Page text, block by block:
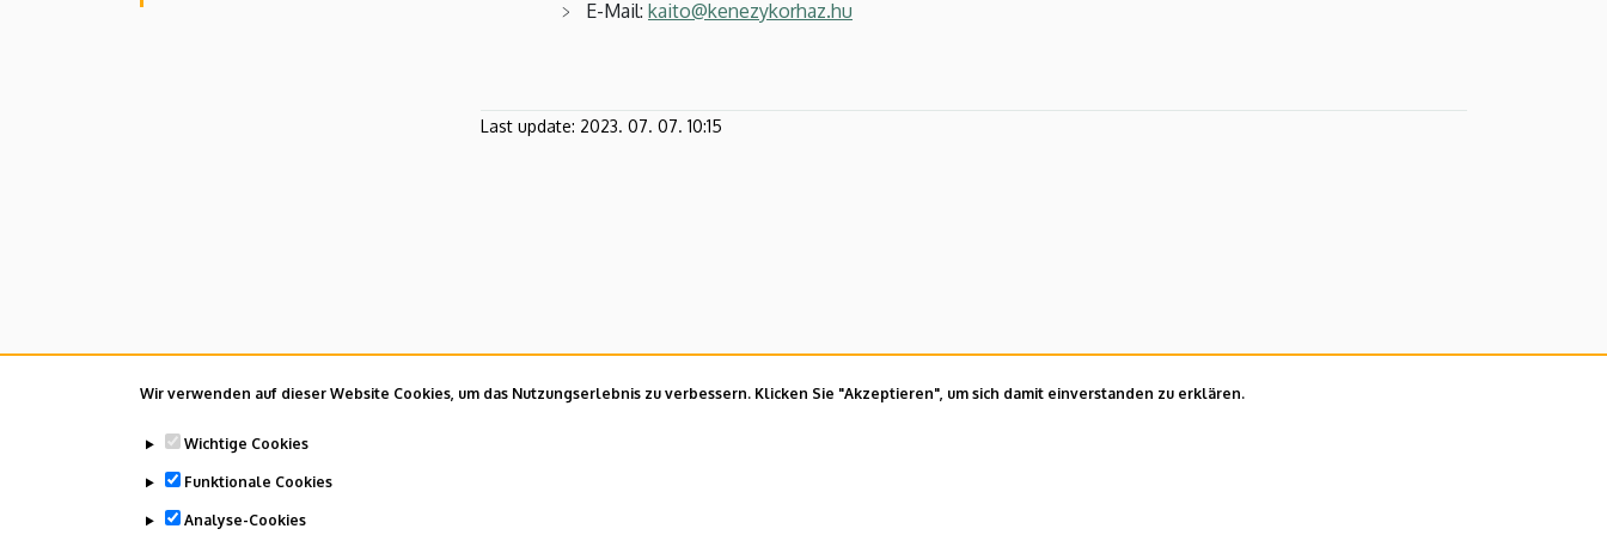
Wir verwenden auf dieser Website Cookies, um das Nutzungserlebnis zu verbessern. Klicken Sie "Akzeptieren", um sich damit einverstanden zu erklären.
Wichtige Cookies
Funktionale Cookies
Analyse-Cookies
E-Mail: kaito@kenezykorhaz.hu
Last update: 2023. 07. 07. 10:15